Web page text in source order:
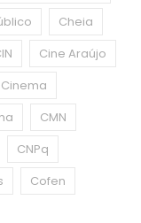
Cheia
Cine Araújo
Cinema
CMN
CNPq
Cofen